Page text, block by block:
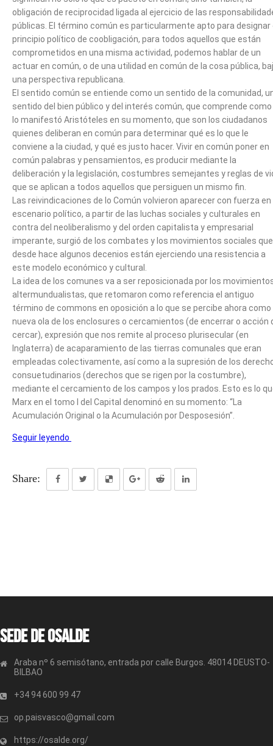
obligación de reciprocidad ligada al ejercicio de las
públicas. El término común es particularmente apto para designar
principio político de coobligación, para todos aquellos que están
comprometidos en una misma actividad, podemos hablar de un
actuar en común, o de una utilidad en común de la cosa pública,
una perspectiva republicana.
El sentido común se entiende como un sentido de la comunidad,
sentido del bien público y del interés común, que comprende como
lo manifestó Aristóteles en su momento, que son los ciudadanos
quienes deliberan en común para determinar qué es lo que le
conviene a la ciudad, y qué es justo hacer. Vivir en común poner en
común palabras y pensamientos, es producir mediante la
deliberación y la legislación, costumbres semejantes y reglas de
que se aplican a todos aquellos que persiguen un mismo fin.
Las reivindicaciones de lo Común volvieron aparecer con fuerza en
escenario político, a partir de las luchas sociales y culturales en
contra del neoliberalismo y del orden capitalista y empresarial
imperante, surgió de los combates y los movimientos sociales que
desde hace algunos decenios están ejerciendo una resistencia a
este modelo económico y cultural.
La idea de los comunes va a ser reposicionada por los
altermundualistas, que retomaron como referencia el antiguo
término de commons en oposición a lo que se percibe ahora como
nueva ola de los enclosures o cercamientos (de encerrar o acción
cercar), expresión que nos remite al proceso plurisecular (en
Inglaterra) de acaparamiento de las tierras comunales que eran
empleadas colectivamente, así como a la supresión de los
consuetudinarios (derechos que se rigen por la costumbre),
mediante el cercamiento de los campos y los prados. Esto es lo
Marx en el tomo I del Capital denominó en su momento: “La
Acumulación Original o la Acumulación por Desposesión”.
Seguir leyendo
Share:
Sede de OSALDE
Araba nº 6 semisótano, entrada por calle Burgos. 48014 DEUSTO-
BILBAO
+34 94 600 99 47
op.paisvasco@gmail.com
https://osalde.org/